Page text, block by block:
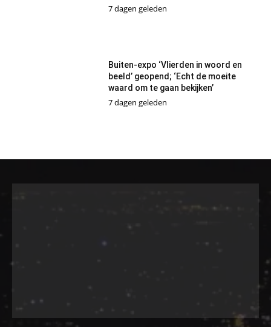
7 dagen geleden
Buiten-expo ‘Vlierden in woord en
beeld’ geopend; ‘Echt de moeite
waard om te gaan bekijken’
7 dagen geleden